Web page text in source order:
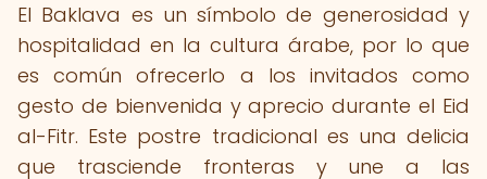
El Baklava es un símbolo de generosidad y
hospitalidad en la cultura árabe, por lo que
es común ofrecerlo a los invitados como
gesto de bienvenida y aprecio durante el Eid
al-Fitr. Este postre tradicional es una delicia
que trasciende fronteras y une a las